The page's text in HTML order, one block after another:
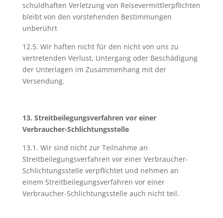
schuldhaften Verletzung von Reisevermittlerpflichten
bleibt von den vorstehenden Bestimmungen
unberührt
12.5. Wir haften nicht für den nicht von uns zu
vertretenden Verlust, Untergang oder Beschädigung
der Unterlagen im Zusammenhang mit der
Versendung.
13. Streitbeilegungsverfahren vor einer
Verbraucher-Schlichtungsstelle
13.1. Wir sind nicht zur Teilnahme an
Streitbeilegungsverfahren vor einer Verbraucher-
Schlichtungsstelle verpflichtet und nehmen an
einem Streitbeilegungsverfahren vor einer
Verbraucher-Schlichtungsstelle auch nicht teil.